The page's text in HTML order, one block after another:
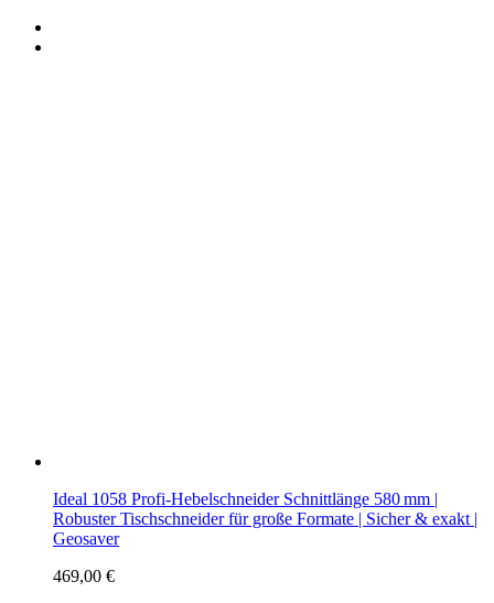
Ideal 1058 Profi-Hebelschneider Schnittlänge 580 mm |
Robuster Tischschneider für große Formate | Sicher & exakt |
Geosaver
469,00 €